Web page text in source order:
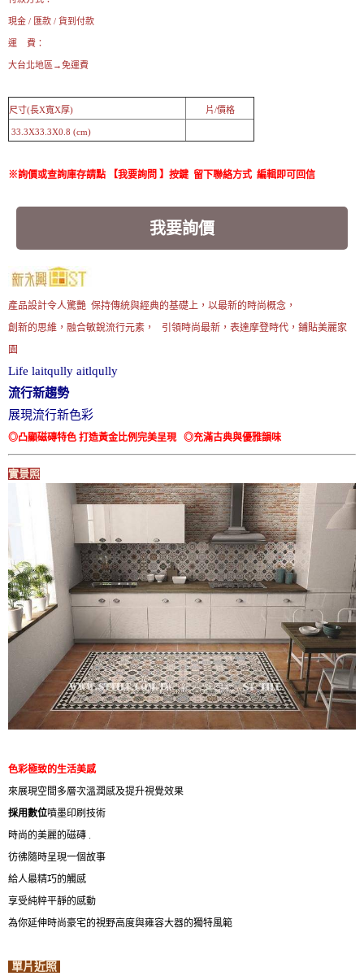
現金 / 匯款 / 貨到付款
運 費：
大台北地區→免運費
尺寸(長X寬X厚) 片/價格
33.3X33.3X0.8 (cm)
※詢價或查詢庫存請點 【我要詢問 】按鍵 留下聯絡方式 編輯即可回信
我要詢價
產品設計令人驚艷 保持傳統與經典的基礎上，以最新的時尚概念，
創新的思維，融合敏銳流行元素， 引領時尚最新，表達摩登時代，鋪貼美麗家
園
Life laitqully aitlqully
流行新趨勢
展現流行新色彩
◎凸顯磁磚特色 打造黃金比例完美呈現 ◎充滿古典與優雅韻味
實景照
色彩極致的生活美感
來展現空間多層次溫潤感及提升視覺效果
採用數位噴墨印刷技術
時尚的美麗的磁磚 .
彷彿隨時呈現一個故事
給人最精巧的觸感
享受純粹平靜的感動
為你延伸時尚豪宅的視野高度與雍容大器的獨特風範
單片近照